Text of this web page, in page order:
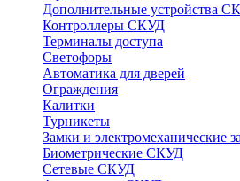
Дополнительные устройства
Контроллеры СКУД
Терминалы доступа
Светофоры
Автоматика для дверей
Ограждения
Калитки
Турникеты
Замки и электромеханические
Биометрические СКУД
Сетевые СКУД